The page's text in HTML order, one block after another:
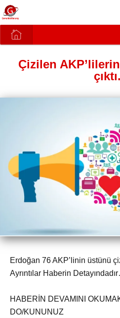
Çizilen
Erdoğan 76 AKP’linin üstünü
Ayrıntılar Haberin
HABERİN DEVAMINI
DO/KUNUNUZ